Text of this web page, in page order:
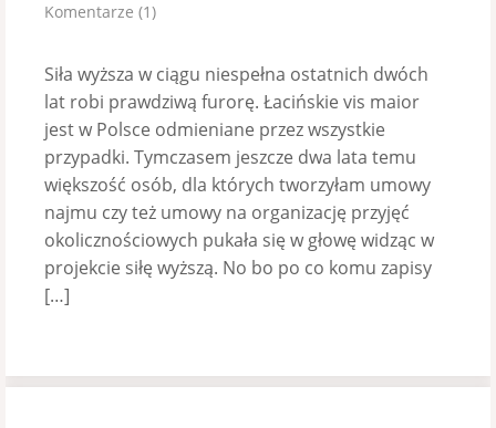
Komentarze (1)
Siła wyższa w ciągu niespełna ostatnich dwóch
lat robi prawdziwą furorę. Łacińskie vis maior
jest w Polsce odmieniane przez wszystkie
przypadki. Tymczasem jeszcze dwa lata temu
większość osób, dla których tworzyłam umowy
najmu czy też umowy na organizację przyjęć
okolicznościowych pukała się w głowę widząc w
projekcie siłę wyższą. No bo po co komu zapisy
[…]